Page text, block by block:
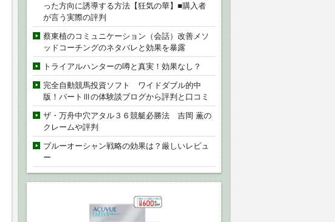
った方向に誘導する方法【狂気の華】■購入者
が言う実際の評判
蔡東植のコミュニケーション（会話）改善メソ
ッドコーチングのネタバレと効果を暴露
トライアルハンターの噂と真実！効果なし？
完全自動競馬投資ソフト ワイドダブル的中
版！パートⅢの体験談ブログから評判と口コミ
ザ・万舟中穴アタル３６競艇必勝法 吉岡 薫の
クレームや評判
ブルーオーシャン戦略の効果は？厳しいレビュ
ー